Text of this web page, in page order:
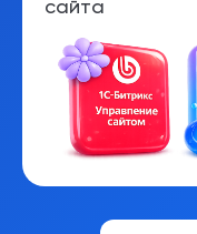
сайта